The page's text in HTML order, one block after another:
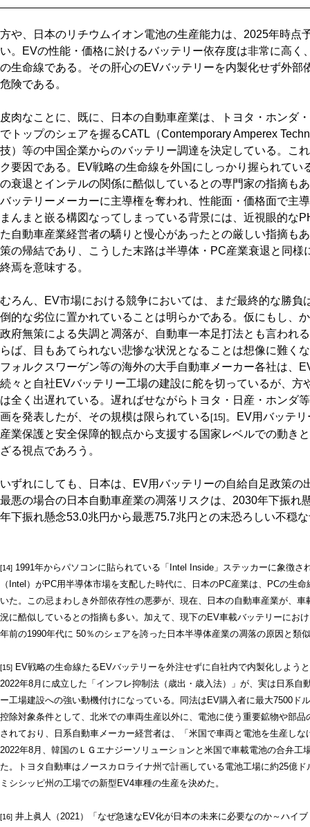
方や、日本のリチウムイオン電池の生産能力は、2025年時点
い。EVの性能・価格に於けるバッテリー依存度は非常に高
の生命線である。その肝心のEVバッテリーを内製化せず外部
危険である。
皮肉なことに、既に、日本の自動車産業は、トヨタ・ホンダ
でトップのシェアを握るCATL（Contemporary Amperex
技）等の中国企業からのバッテリー調達を決定している。こ
ク要因である。EV戦略の生命線を外国にしっかり握られて
の衰退とインテルの関係に酷似しているとの専門家の指摘も
バッテリーメーカーに主導権を奪われ、性能面・価格面で主
まんまと嵌る構図なってしまっている背景には、近視眼的な
た自動車産業経営者の驕りと慢心があったとの厳しい指摘も
策の帰結であり、こうした末路は半導体・PC産業衰退と同様
終焉を意味する。
むろん、EV市場における競争においては、まだ最終的な勝負
倒的な劣位に置かれていることは明らかである。仮にもし、
政府無策による失調と凋落が、自動車一本足打法とも言われ
らば、目もあてられない悲惨な状況となることは想像に難く
フォルクスワーゲン等の海外の大手自動車メーカー各社は、
続々と自社EVバッテリー工場の建設に舵を切っているが、方
は全く出遅れている。遅ればせながらトヨタ・日産・ホンダ
画を発表したが、その規模は限られている [15] 。EV用バッテ
産業保護と安全保障的観点から支援する国家レベルでの動き
ざる視点であろう。
いずれにしても、日本は、EV用バッテリーの自給自足政策の
最悪の場合の日本自動車産業の凋落リスクは、2030年下振れ
年下振れ懸念53.0兆円から最悪75.7兆円との末恐ろしい不穏
[14] 1991年からパソコンに貼られている「Intel Inside」ステッカーに象徴
（Intel）がPC用半導体市場を支配した時代に、日本のPC産業は、PCの生
いた。この忌まわしき外部依存性の悪夢が、現在、日本の自動車産業が、
況に酷似しているとの指摘も多い。加えて、現下のEV車載バッテリーにお
年前の1990年代に 50％のシェアを誇った日本半導体産業の凋落の原因と類
[15] EV戦略の生命線たるEVバッテリーを外注せずに自社内で内製化しよう
2022年8月に成立した「インフレ抑制法（歳出・歳入法）」が、実は日系自
ー工場建設への強い動機付けになっている。同法はEV購入者に最大7500ド
控除対象条件として、北米での車両生産以外に、電池に使う重要鉱物や部
されており、日系自動車メーカー経営者は、「米国で車両と電池を生産し
2022年8月、韓国のＬＧエナジーソリューションと米国で車載電池の合弁工
た。トヨタ自動車はノースカロライナ州で計画している電池工場に約25億
ミシシッピ州の工場での新型EV4車種の生産を決めた。
[16] 井上眞人（2021）「なぜ急速なEV化が日本の未来に必要なのか～ハイ